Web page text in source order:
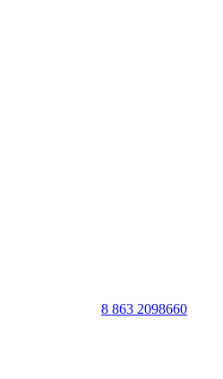
8 863 2098660